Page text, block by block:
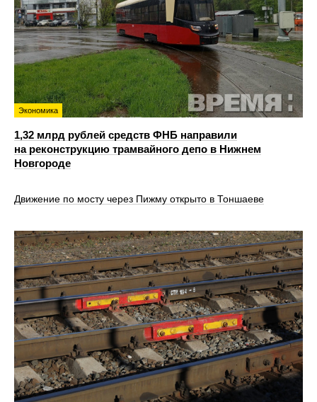
Экономика
1,32 млрд рублей средств ФНБ направили
на реконструкцию трамвайного депо в Нижнем
Новгороде
Движение по мосту через Пижму открыто в Тоншаеве